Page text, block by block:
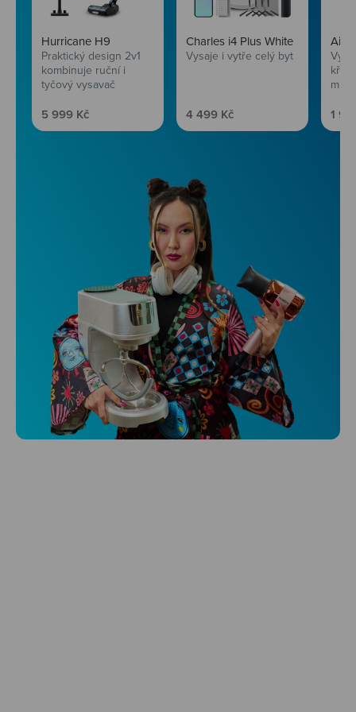
Hurricane H9
Praktický design 2v1
kombinuje ruční i
tyčový vysavač
Prodejní cena
5 999 Kč
Charles i4 Plus White
Vysaje i vytře celý byt
Prodejní cena
4 499 Kč 1
Niceboy ONE Ultra
Hlídá ti zdraví, spánek i pohyb a ještě k
tomu platí.